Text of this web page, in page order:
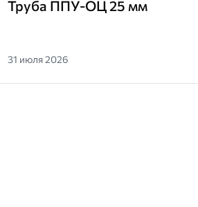
Труба ППУ-ОЦ 25 мм
31 июля 2026